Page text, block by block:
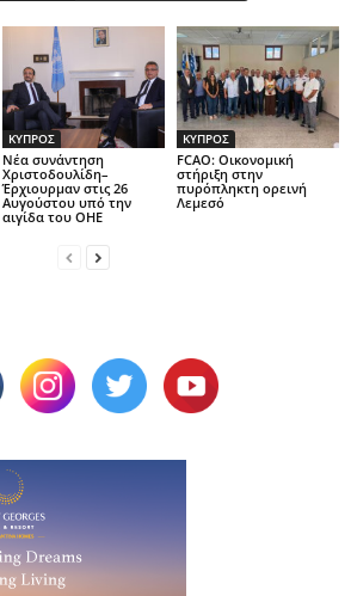
ΚΥΠΡΟΣ
Νέα συνάντηση
Χριστοδουλίδη–
Έρχιουρμαν στις 26
Αυγούστου υπό την
αιγίδα του ΟΗΕ
ΚΥΠΡΟΣ
FCAO: Οικονομική
στήριξη στην
πυρόπληκτη ορεινή
Λεμεσό